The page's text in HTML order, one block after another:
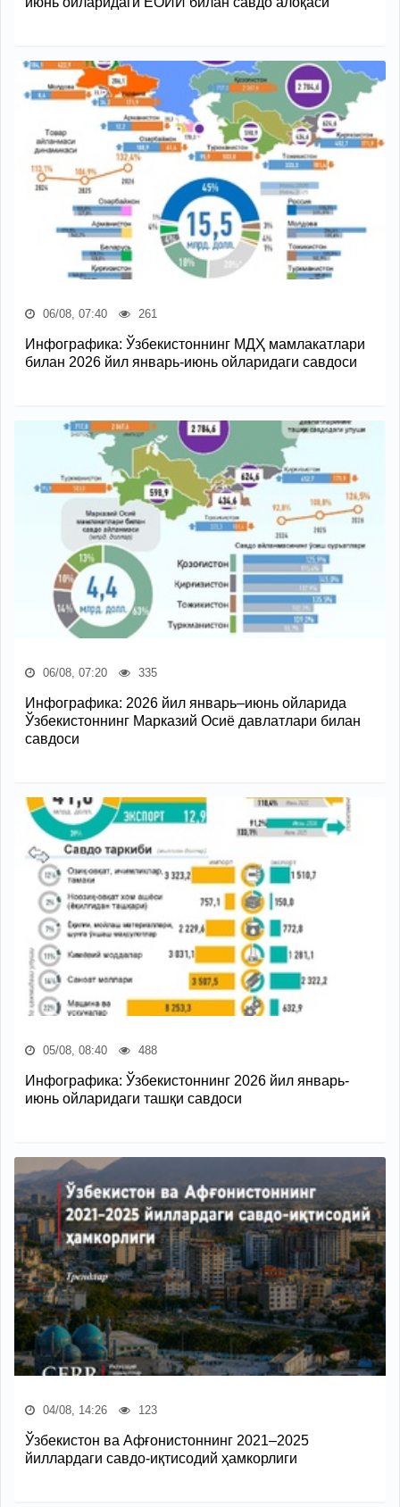
06/08, 07:40 261
Инфографика: Ўзбекистоннинг МДҲ мамлакатлари
билан 2026 йил январь-июнь ойларидаги савдоси
06/08, 07:20 335
Инфографика: 2026 йил январь–июнь ойларида
Ўзбекистоннинг Марказий Осиё давлатлари билан
савдоси
05/08, 08:40 488
Инфографика: Ўзбекистоннинг 2026 йил январь-
июнь ойларидаги ташқи савдоси
04/08, 14:26 123
Ўзбекистон ва Афғонистоннинг 2021–2025
йиллардаги савдо-иқтисодий ҳамкорлиги